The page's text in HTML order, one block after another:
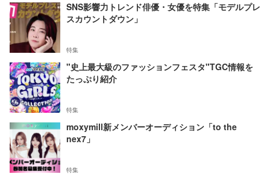
SNS影響力トレンド俳優・女優を特集「モデルプレ
スカウントダウン」
特集
"史上最大級のファッションフェスタ"TGC情報を
たっぷり紹介
特集
moxymill新メンバーオーディション「to the
nex7」
特集